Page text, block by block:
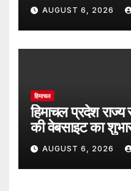
AUGUST 6, 2026
हिमाचल
हिमाचल प्रदेश
की वेबसाइट का
AUGUST 6, 2026